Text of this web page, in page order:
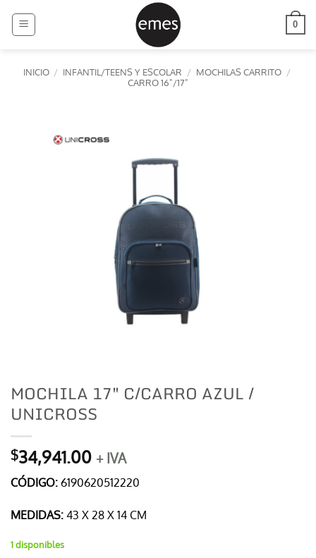
0
INICIO / INFANTIL/TEENS Y ESCOLAR / MOCHILAS CARRITO /
CARRO 16"/17"
MOCHILA 17″ C/CARRO AZUL /
UNICROSS
$34,941.00 + IVA
CÓDIGO: 6190620512220
MEDIDAS: 43 X 28 X 14 CM
1 disponibles